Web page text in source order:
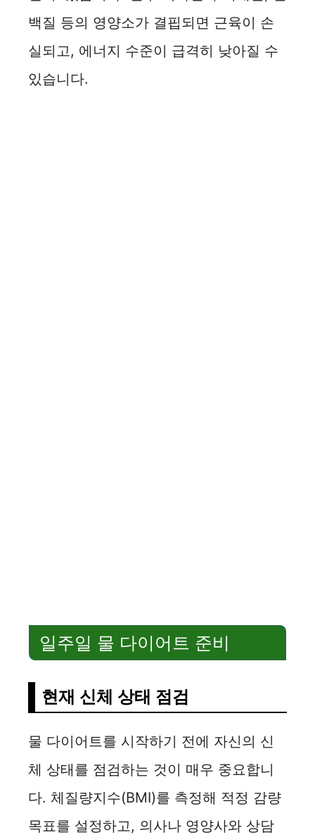
백질 등의 영양소가 결핍되면 근육이 손
실되고, 에너지 수준이 급격히 낮아질 수
있습니다.
일주일 물 다이어트 준비
현재 신체 상태 점검
물 다이어트를 시작하기 전에 자신의 신
체 상태를 점검하는 것이 매우 중요합니
다. 체질량지수(BMI)를 측정해 적정 감량
목표를 설정하고, 의사나 영양사와 상담